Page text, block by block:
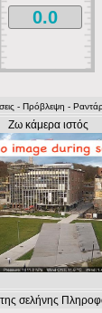
0.0
- Πρόβλεψη -
Ζω κάμερα ιστός
σελήνης